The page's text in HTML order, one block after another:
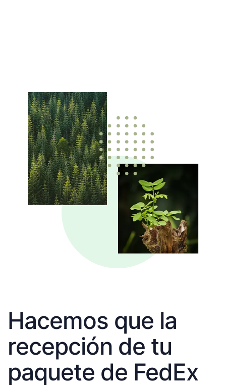
Hacemos que la
recepción de tu
paquete de FedEx